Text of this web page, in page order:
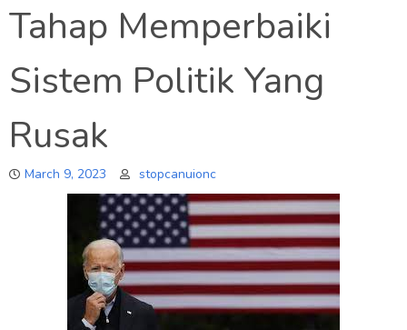
Tahap Memperbaiki
Sistem Politik Yang
Rusak
March 9, 2023 stopcanuionc